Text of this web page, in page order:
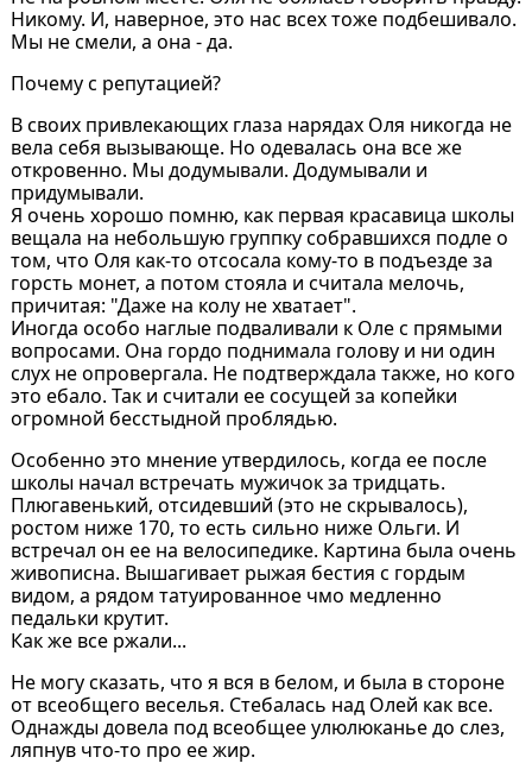
Никому. И, наверное, это нас всех тоже подбешивало.
Мы не смели, а она - да.
Почему с репутацией?
В своих привлекающих глаза нарядах Оля никогда не
вела себя вызывающе. Но одевалась она все же
откровенно. Мы додумывали. Додумывали и
придумывали.
Я очень хорошо помню, как первая красавица школы
вещала на небольшую группку собравшихся подле о
том, что Оля как-то отсосала кому-то в подъезде за
горсть монет, а потом стояла и считала мелочь,
причитая: "Даже на колу не хватает".
Иногда особо наглые подваливали к Оле с прямыми
вопросами. Она гордо поднимала голову и ни один
слух не опровергала. Не подтверждала также, но кого
это ебало. Так и считали ее сосущей за копейки
огромной бесстыдной проблядью.
Особенно это мнение утвердилось, когда ее после
школы начал встречать мужичок за тридцать.
Плюгавенький, отсидевший (это не скрывалось),
ростом ниже 170, то есть сильно ниже Ольги. И
встречал он ее на велосипедике. Картина была очень
живописна. Вышагивает рыжая бестия с гордым
видом, а рядом татуированное чмо медленно
педальки крутит.
Как же все ржали...
Не могу сказать, что я вся в белом, и была в стороне
от всеобщего веселья. Стебалась над Олей как все.
Однажды довела под всеобщее улюлюканье до слез,
ляпнув что-то про ее жир.